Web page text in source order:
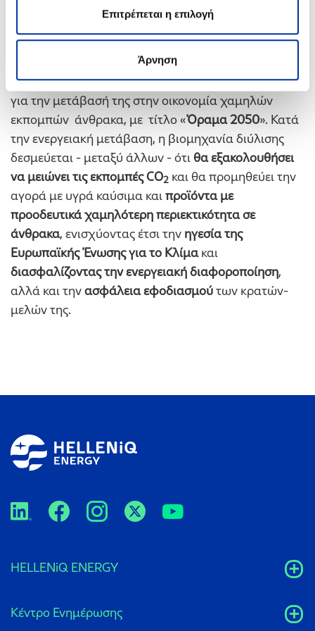
Επιτρέπεται η επιλογή
Άρνηση
της ευρωπαϊκής Διύλισης, καθώς συμμετέχουν σε
αυτόν και οι 40 εταιρείες που λειτουργούν
διυλιστήρια στην Ευρώπη. Πρόσφατα, ο κλάδος
του Συνδέσμου παρουσίασε την
ολοκληρωμένη πρόταση της ευρωπαϊκής διύλισης
για την μετάβασή της στην οικονομία χαμηλών
εκπομπών άνθρακα, με τίτλο «Όραμα 2050». Κατά
την ενεργειακή μετάβαση, η βιομηχανία διύλισης
δεσμεύεται - μεταξύ άλλων - ότι θα εξακολουθήσει
να μειώνει τις εκπομπές CO2 και θα προμηθεύει την
αγορά με υγρά καύσιμα καιπροϊόντα με
προοδευτικά χαμηλότερη περιεκτικότητα σε
άνθρακα, ενισχύοντας έτσι την ηγεσία της
Ευρωπαϊκής Ένωσης για το Κλίμακαι
διασφαλίζοντας την ενεργειακή διαφοροποίηση,
αλλά και τηνασφάλεια εφοδιασμούτων κρατών-
μελών της.
HELLENiQ ENERGY
Κέντρο Ενημέρωσης